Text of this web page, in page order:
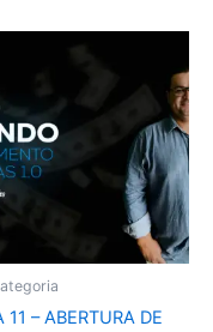
11 – ABERTURA DE